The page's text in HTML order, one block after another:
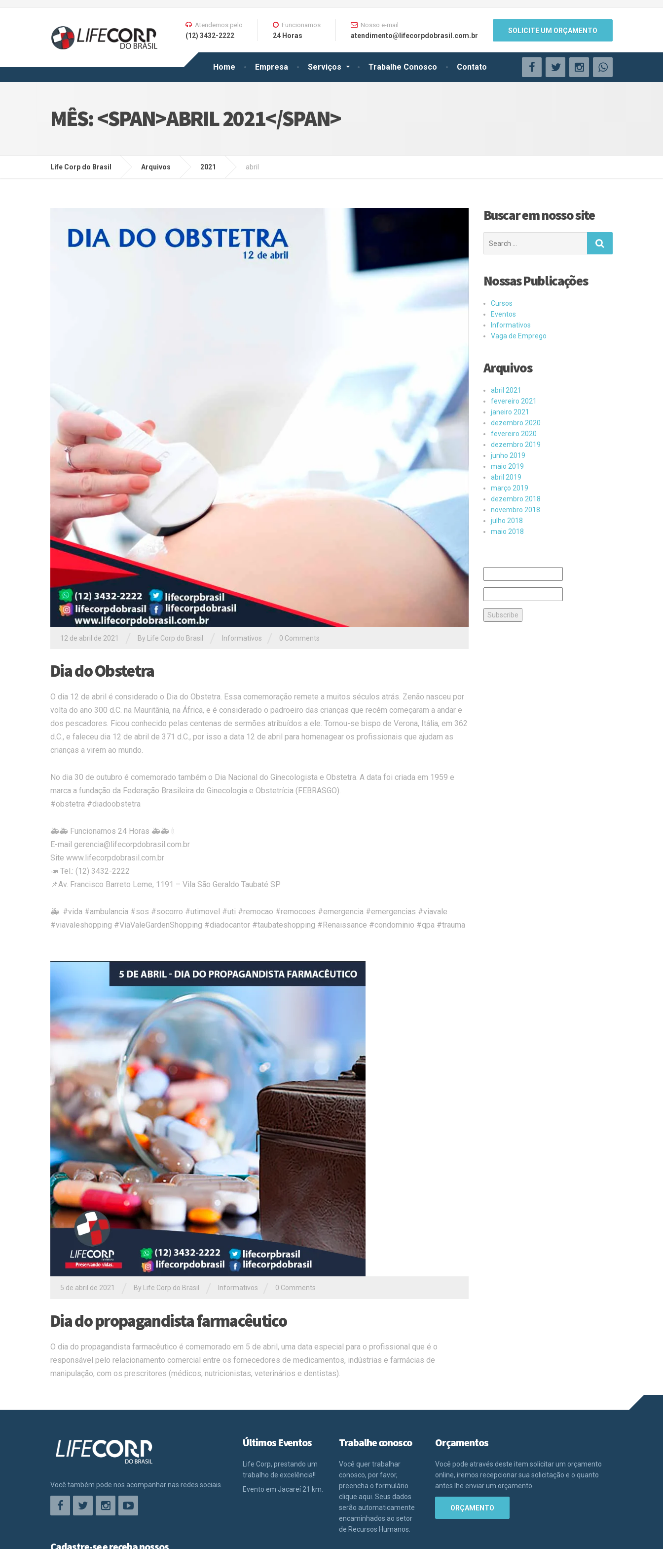
Home Empresa Serviços Trabalhe Conosco Contato
Atendemos pelo
(12) 3432-2222
Funcionamos
24 Horas
Nosso e-mail
atendimento@lifecorpdobrasil.com.br
SOLICITE UM ORÇAMENTO
MÊS: <SPAN>ABRIL 2021</SPAN>
Life Corp do Brasil Arquivos 2021 abril
12 de abril de 2021 By Life Corp do Brasil Informativos 0 Comments
Dia do Obstetra
O dia 12 de abril é considerado o Dia do Obstetra. Essa comemoração remete a muitos séculos atrás. Zenão nasceu por
volta do ano 300 d.C. na Mauritânia, na África, e é considerado o padroeiro das crianças que recém começaram a andar e
dos pescadores. Ficou conhecido pelas centenas de sermões atribuídos a ele. Tornou-se bispo de Verona, Itália, em 362
d.C., e faleceu dia 12 de abril de 371 d.C., por isso a data 12 de abril para homenagear os profissionais que ajudam as
crianças a virem ao mundo.
No dia 30 de outubro é comemorado também o Dia Nacional do Ginecologista e Obstetra. A data foi criada em 1959 e
marca a fundação da Federação Brasileira de Ginecologia e Obstetrícia (FEBRASGO).
#obstetra #diadoobstetra
🚑🚑 Funcionamos 24 Horas 🚑🚑💉
E-mail gerencia@lifecorpdobrasil.com.br
Site www.lifecorpdobrasil.com.br
📣 Tel.: (12) 3432-2222
📌Av. Francisco Barreto Leme, 1191 – Vila São Geraldo Taubaté SP
🚑. #vida #ambulancia #sos #socorro #utimovel #uti #remocao #remocoes #emergencia #emergencias #viavale
#viavaleshopping #ViaValeGardenShopping #diadocantor #taubateshopping #Renaissance #condominio #qpa #trauma
5 de abril de 2021 By Life Corp do Brasil Informativos 0 Comments
Dia do propagandista farmacêutico
O dia do propagandista farmacêutico é comemorado em 5 de abril, uma data especial para o profissional que é o
responsável pelo relacionamento comercial entre os fornecedores de medicamentos, indústrias e farmácias de
manipulação, com os prescritores (médicos, nutricionistas, veterinários e dentistas).
Buscar em nosso site
for:
Nossas Publicações
Cursos
Eventos
Informativos
Vaga de Emprego
Arquivos
abril 2021
fevereiro 2021
janeiro 2021
dezembro 2020
fevereiro 2020
dezembro 2019
junho 2019
maio 2019
abril 2019
março 2019
dezembro 2018
novembro 2018
julho 2018
maio 2018
Você também pode nos acompanhar nas redes sociais.
Últimos Eventos
Life Corp, prestando um
trabalho de excelência!!
Evento em Jacareí 21 km.
Trabalhe conosco
Você quer trabalhar
conosco, por favor,
preencha o formulário
clique aqui. Seus dados
serão automaticamente
encaminhados ao setor
de Recursos Humanos.
Orçamentos
Você pode através deste item solicitar um orçamento
online, iremos recepcionar sua solicitação e o quanto
antes lhe enviar um orçamento.
ORÇAMENTO